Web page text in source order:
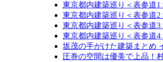
東京都内建築巡り＜表参道
東京都内建築巡り＜表参道
東京都内建築巡り＜表参道
東京都内建築巡り＜表参道
坂茂の手がけた建築まとめ
圧巻の空間は優美で上品！